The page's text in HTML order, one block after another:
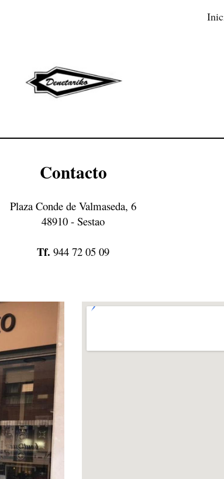
Skip to navigation
Contacto
Plaza Conde de Valmaseda, 6
48910 - Sestao
Tf. 944 72 05 09